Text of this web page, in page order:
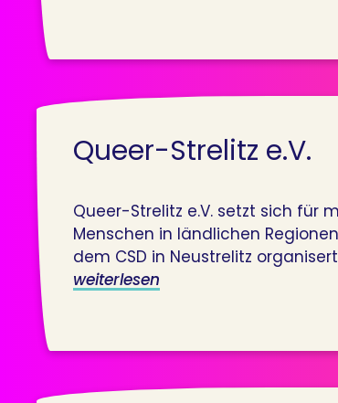
Queer-Strelitz e.V.
Queer-Strelitz e.V. setzt sich für
Menschen in ländlichen
dem CSD in Neustrelitz
weiterlesen